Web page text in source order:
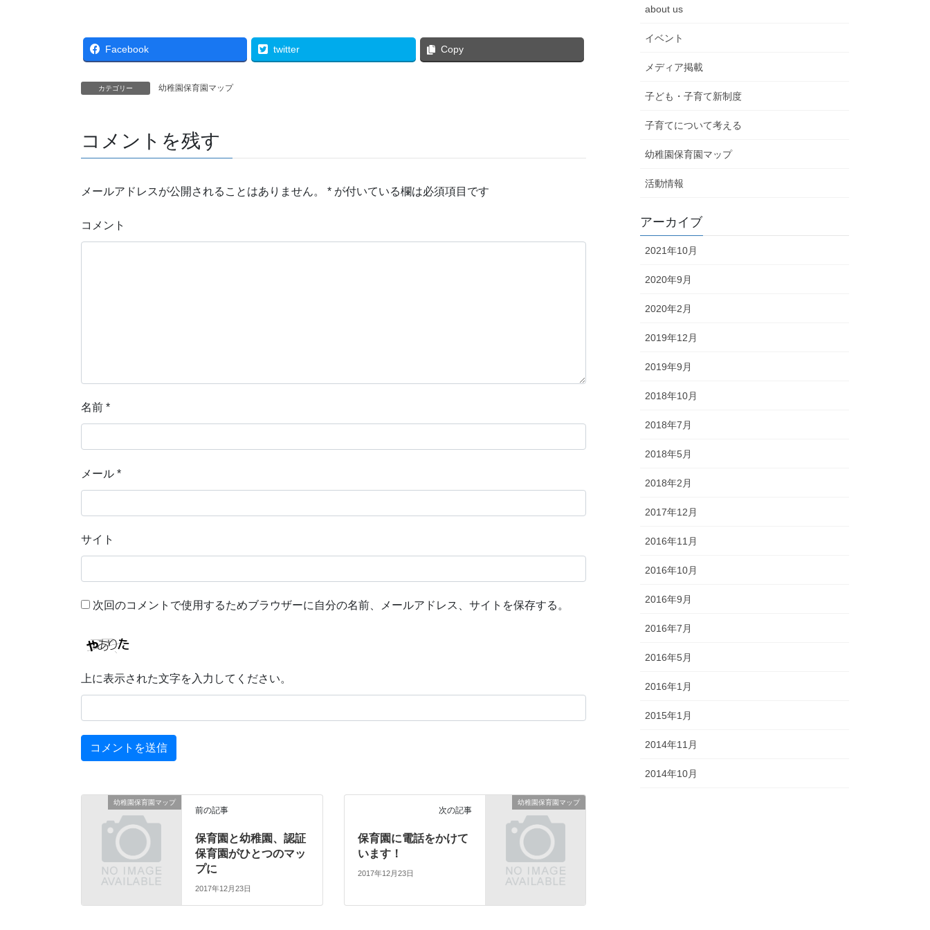
Facebook twitter Copy
カテゴリー 幼稚園保育園マップ
コメントを残す
メールアドレスが公開されることはありません。 * が付いている欄は必須項目です
コメント
名前 *
メール *
サイト
次回のコメントで使用するためブラウザーに自分の名前、メールアドレス、サイトを保存する。
上に表示された文字を入力してください。
幼稚園保育園マップ
前の記事
保育園と幼稚園、認証
保育園がひとつのマッ
プに
2017年12月23日
幼稚園保育園マップ
次の記事
保育園に電話をかけて
います！
2017年12月23日
about us
イベント
メディア掲載
子ども・子育て新制度
子育てについて考える
幼稚園保育園マップ
活動情報
アーカイブ
2021年10月
2020年9月
2020年2月
2019年12月
2019年9月
2018年10月
2018年7月
2018年5月
2018年2月
2017年12月
2016年11月
2016年10月
2016年9月
2016年7月
2016年5月
2016年1月
2015年1月
2014年11月
2014年10月